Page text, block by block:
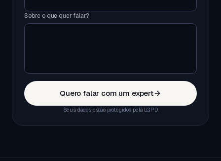
Sobre o que quer falar?
Quero falar com um expert
Seus dados estão protegidos pela LGPD.